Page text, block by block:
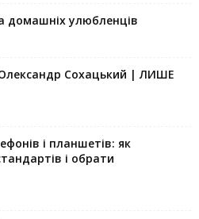
домашніх улюбленців
Сохацький | ЛИШЕ
і планшетів: як
і обрати